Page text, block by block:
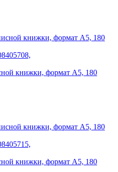
книжки, формат А5, 180
книжки, формат А5, 180